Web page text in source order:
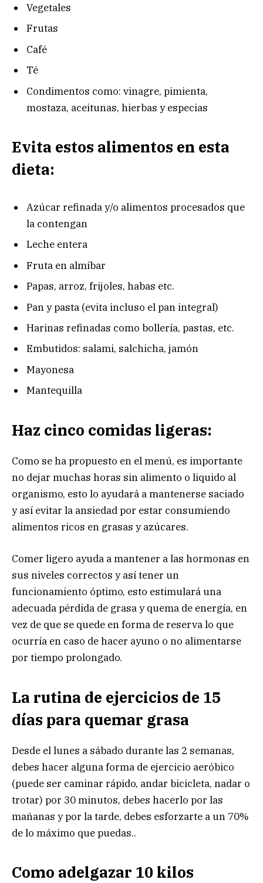
Vegetales
Frutas
Café
Té
Condimentos como: vinagre, pimienta,
mostaza, aceitunas, hierbas y especias
Evita estos alimentos en esta
dieta:
Azúcar refinada y/o alimentos procesados que
la contengan
Leche entera
Fruta en almíbar
Papas, arroz, frijoles, habas etc.
Pan y pasta (evita incluso el pan integral)
Harinas refinadas como bollería, pastas, etc.
Embutidos: salami, salchicha, jamón
Mayonesa
Mantequilla
Haz cinco comidas ligeras:
Como se ha propuesto en el menú, es importante
no dejar muchas horas sin alimento o liquido al
organismo, esto lo ayudará a mantenerse saciado
y así evitar la ansiedad por estar consumiendo
alimentos ricos en grasas y azúcares.
Comer ligero ayuda a mantener a las hormonas en
sus niveles correctos y así tener un
funcionamiento óptimo, esto estimulará una
adecuada pérdida de grasa y quema de energía, en
vez de que se quede en forma de reserva lo que
ocurría en caso de hacer ayuno o no alimentarse
por tiempo prolongado.
La rutina de ejercicios de 15
días para quemar grasa
Desde el lunes a sábado durante las 2 semanas,
debes hacer alguna forma de ejercicio aeróbico
(puede ser caminar rápido, andar bicicleta, nadar o
trotar) por 30 minutos, debes hacerlo por las
mañanas y por la tarde, debes esforzarte a un 70%
de lo máximo que puedas..
Como adelgazar 10 kilos